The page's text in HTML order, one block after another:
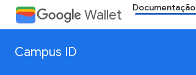
Wallet Documentação
Campus ID